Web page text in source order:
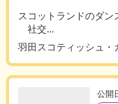
スコットランドの
社交...
羽田スコティッシュ・
公開